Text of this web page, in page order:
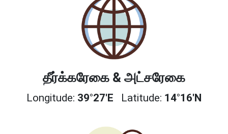
தீர்க்கரேகை & அட்சரேகை
Longitude: 39°27'E Latitude: 14°16'N